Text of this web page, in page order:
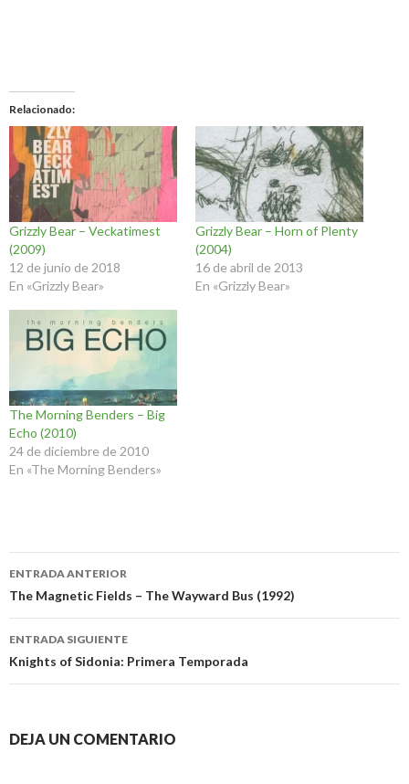
Relacionado
Grizzly Bear – Veckatimest
(2009)
12 de junio de 2018
En «Grizzly Bear»
Grizzly Bear – Horn of Plenty
(2004)
16 de abril de 2013
En «Grizzly Bear»
The Morning Benders – Big
Echo (2010)
24 de diciembre de 2010
En «The Morning Benders»
Navegación
de
entradas
ENTRADA ANTERIOR
The Magnetic Fields – The Wayward Bus (1992)
ENTRADA SIGUIENTE
Knights of Sidonia: Primera Temporada
DEJA UN COMENTARIO